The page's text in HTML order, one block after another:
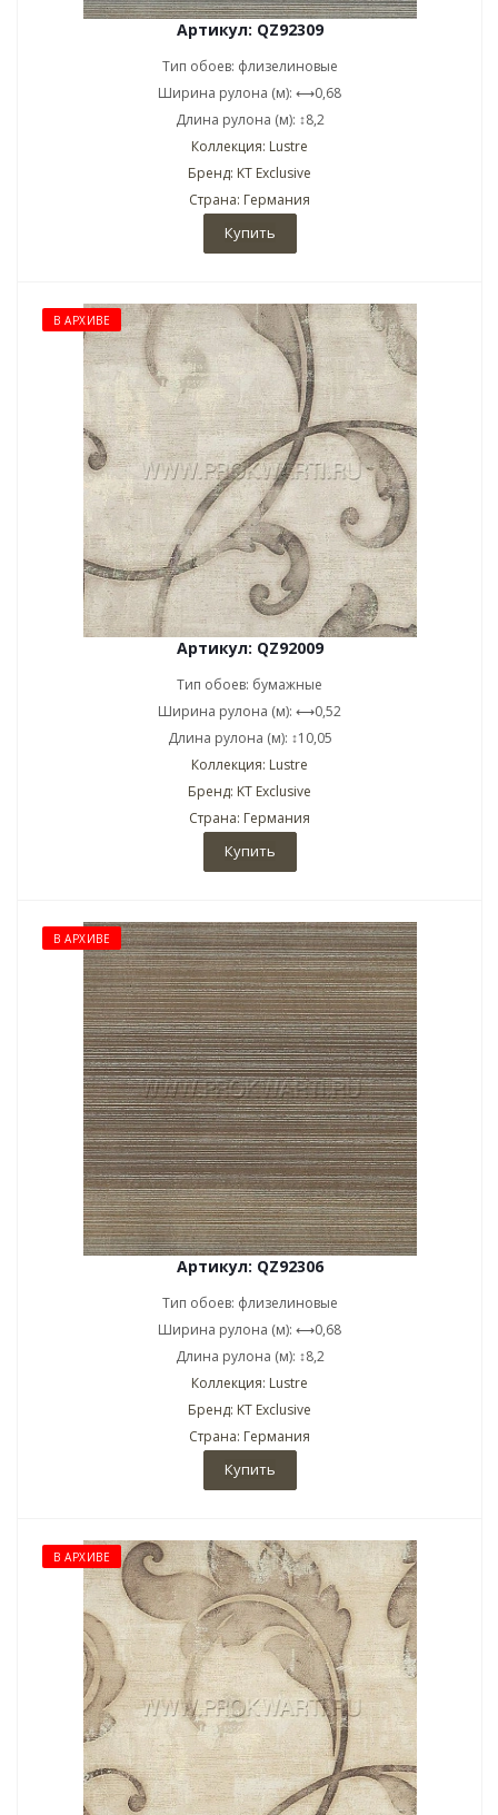
Артикул: QZ92309
Тип обоев: флизелиновые
Ширина рулона (м): ⟷0,68
Длина рулона (м): ↕8,2
Коллекция: Lustre
Бренд: KT Exclusive
Страна: Германия
Купить
В АРХИВЕ
Артикул: QZ92009
Тип обоев: бумажные
Ширина рулона (м): ⟷0,52
Длина рулона (м): ↕10,05
Коллекция: Lustre
Бренд: KT Exclusive
Страна: Германия
Купить
В АРХИВЕ
Артикул: QZ92306
Тип обоев: флизелиновые
Ширина рулона (м): ⟷0,68
Длина рулона (м): ↕8,2
Коллекция: Lustre
Бренд: KT Exclusive
Страна: Германия
Купить
В АРХИВЕ